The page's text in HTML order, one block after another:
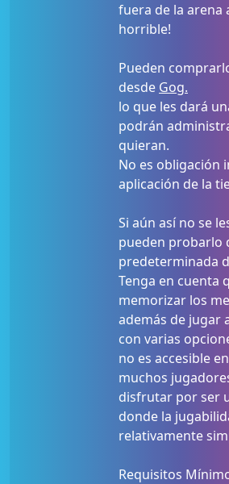
fuera de la arena
horrible!
Pueden
desde Gog.
lo que les dará
podrán
quieran.
No es obligación
aplicación de la
Si aún así no se
pueden probarlo
predeterminada
Tenga en cuenta
memorizar los
además de jugar
con varias
no es accesible
muchos
disfrutar por ser
donde la
relativamente
Requisitos